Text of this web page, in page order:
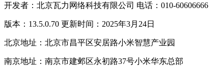
开发者：北京瓦力网络科技有限公司 电话：010-60606666
版本：13.5.0.70 更新时间：2025年3月24日
北京地址：北京市昌平区安居路小米智慧产业园
南京地址：南京市建邺区永初路37号小米华东总部